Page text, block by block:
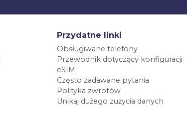
Przydatne linki
Obsługiwane telefony
Przewodnik dotyczący konfiguracji
eSIM
Często zadawane pytania
Polityka zwrotów
Unikaj dużego zużycia danych